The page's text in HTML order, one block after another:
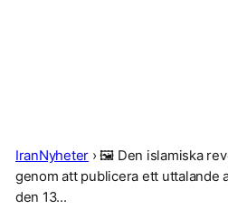
IranNyheter ›🖼 Den islamiska
genom att publicera ett uttalande
den 13...